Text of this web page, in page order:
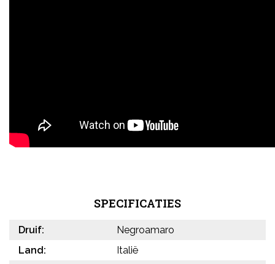
SPECIFICATIES
Druif:
Negroamaro
Land:
Italië